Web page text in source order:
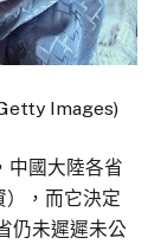
Images)
中國大陸各省
），而它決定
仍未遲遲未公